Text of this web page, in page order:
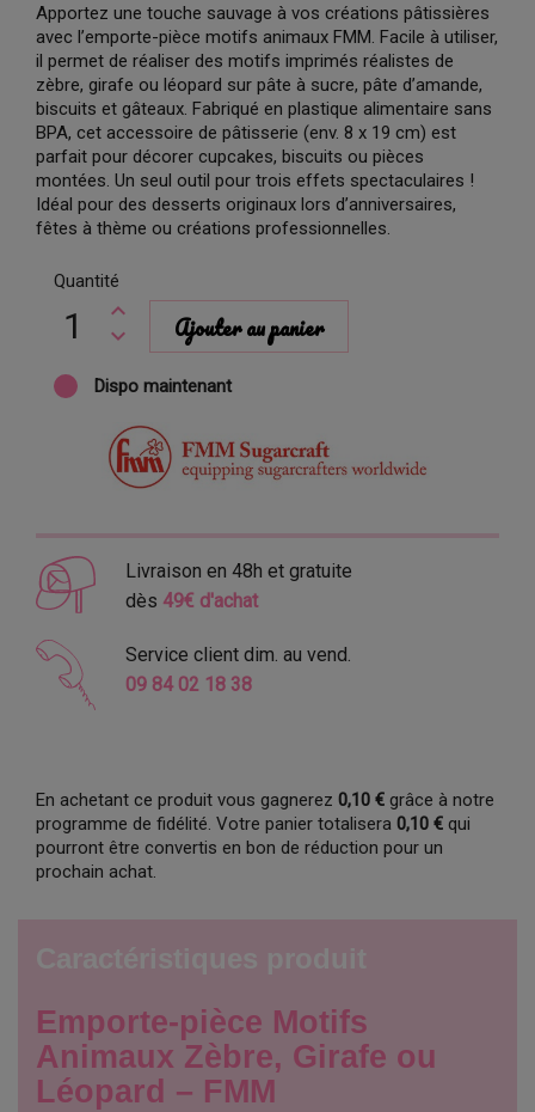
Apportez une touche sauvage à vos créations pâtissières
avec l’emporte-pièce motifs animaux FMM. Facile à utiliser,
il permet de réaliser des motifs imprimés réalistes de
zèbre, girafe ou léopard sur pâte à sucre, pâte d’amande,
biscuits et gâteaux. Fabriqué en plastique alimentaire sans
BPA, cet accessoire de pâtisserie (env. 8 x 19 cm) est
parfait pour décorer cupcakes, biscuits ou pièces
montées. Un seul outil pour trois effets spectaculaires !
Idéal pour des desserts originaux lors d’anniversaires,
fêtes à thème ou créations professionnelles.
Quantité
Ajouter au panier
Dispo maintenant
Livraison en 48h et gratuite
dès 49€ d'achat
Service client dim. au vend.
09 84 02 18 38
En achetant ce produit vous gagnerez 0,10 € grâce à notre
programme de fidélité. Votre panier totalisera 0,10 € qui
pourront être convertis en bon de réduction pour un
prochain achat.
Emporte-pièce Motifs
Animaux Zèbre, Girafe ou
Léopard – FMM